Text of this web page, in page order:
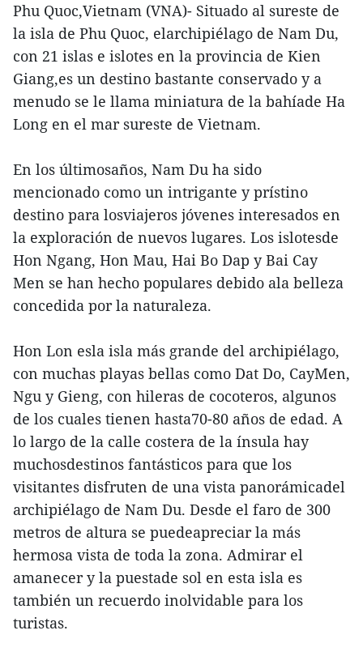
Phu Quoc,Vietnam (VNA)- Situado al sureste de
la isla de Phu Quoc, elarchipiélago de Nam Du,
con 21 islas e islotes en la provincia de Kien
Giang,es un destino bastante conservado y a
menudo se le llama miniatura de la bahíade Ha
Long en el mar sureste de Vietnam.
En los últimosaños, Nam Du ha sido
mencionado como un intrigante y prístino
destino para losviajeros jóvenes interesados en
la exploración de nuevos lugares. Los islotesde
Hon Ngang, Hon Mau, Hai Bo Dap y Bai Cay
Men se han hecho populares debido ala belleza
concedida por la naturaleza.
Hon Lon esla isla más grande del archipiélago,
con muchas playas bellas como Dat Do, CayMen,
Ngu y Gieng, con hileras de cocoteros, algunos
de los cuales tienen hasta70-80 años de edad. A
lo largo de la calle costera de la ínsula hay
muchosdestinos fantásticos para que los
visitantes disfruten de una vista panorámicadel
archipiélago de Nam Du. Desde el faro de 300
metros de altura se puedeapreciar la más
hermosa vista de toda la zona. Admirar el
amanecer y la puestade sol en esta isla es
también un recuerdo inolvidable para los
turistas.